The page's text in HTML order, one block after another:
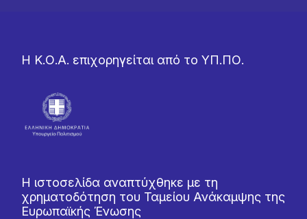
Η Κ.Ο.Α. επιχορηγείται από το ΥΠ.ΠΟ.
Η ιστοσελίδα αναπτύχθηκε με τη
χρηματοδότηση του Ταμείου Ανάκαμψης της
Ευρωπαϊκής Ένωσης